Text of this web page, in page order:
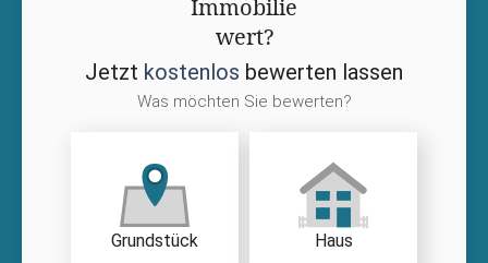
Immobilie
wert?
Jetzt kostenlos bewerten lassen
Was möchten Sie bewerten?
Grundstück Haus